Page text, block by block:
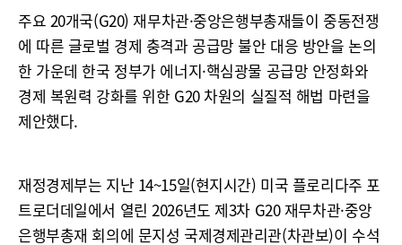
주요 20개국(G20) 재무차관·중앙은행부총재들이 중동전쟁
에 따른 글로벌 경제 충격과 공급망 불안 대응 방안을 논의
한 가운데 한국 정부가 에너지·핵심광물 공급망 안정화와
경제 복원력 강화를 위한 G20 차원의 실질적 해법 마련을
제안했다.
재정경제부는 지난 14~15일(현지시간) 미국 플로리다주 포
트로더데일에서 열린 2026년도 제3차 G20 재무차관·중앙
은행부총재 회의에 문지성 국제경제관리관(차관보)이 수석